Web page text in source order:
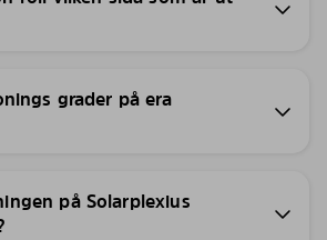
grader på era
på Solarplexius